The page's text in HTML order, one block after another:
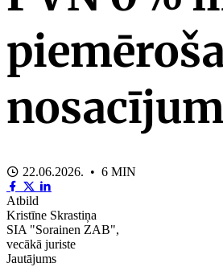
22.06.2026. • 6 MIN
Atbild
Kristīne Skrastiņa
SIA "Sorainen ZAB",
vecākā juriste
Jautājums